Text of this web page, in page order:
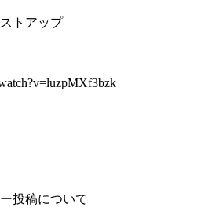
トアップ
投稿について